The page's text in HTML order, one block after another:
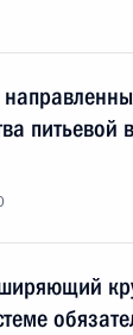
питьевой